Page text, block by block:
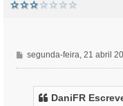
M
e
segunda-feira, 21 abril
DaniFR